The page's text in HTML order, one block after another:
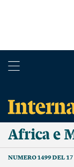
Africa e
NUMERO 1499 DEL